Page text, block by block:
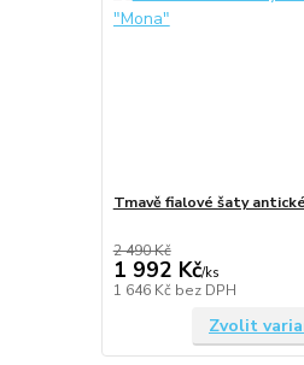
Tmavě fialové šaty
2 490 Kč
1 992 Kč/ks
1 646 Kč bez DPH
Zvolit